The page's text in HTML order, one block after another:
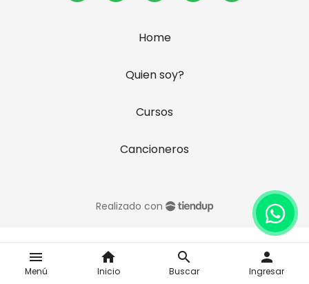
menu
Menú
home
Inicio
search
Buscar
person
Ingresar
Home
Quien soy?
Cursos
Cancioneros
Realizado con